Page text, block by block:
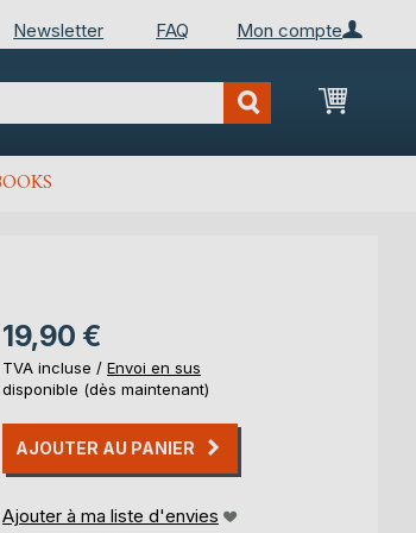
Mon compte
Newsletter FAQ
Mon
19,90 €
TVA incluse / Envoi en sus
disponible (dès maintenant)
AJOUTER AU PANIER
Ajouter à ma liste d'envies